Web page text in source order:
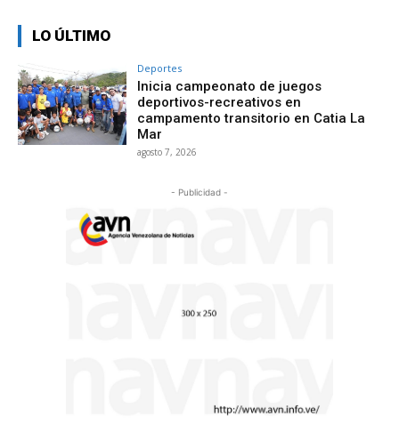
LO ÚLTIMO
Deportes
Inicia campeonato de juegos
deportivos-recreativos en
campamento transitorio en Catia La
Mar
agosto 7, 2026
- Publicidad -